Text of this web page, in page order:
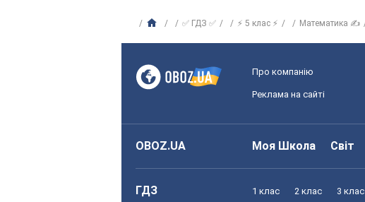
✅ ГДЗ ✅ ⚡ 5 клас ⚡ Математика ✍
Про компанію
Реклама на сайті
OBOZ.UA Моя Школа Світ
ГДЗ 1 клас 2 клас 3 клас